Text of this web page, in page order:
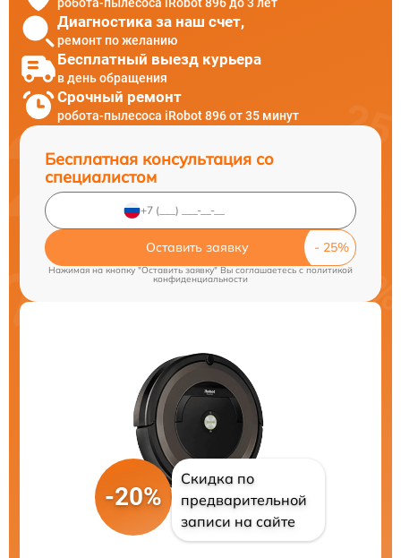
робота-пылесоса iRobot 896 до 3 лет
Диагностика за наш счет,
ремонт по желанию
Бесплатный выезд курьера
в день обращения
Срочный ремонт
робота-пылесоса iRobot 896 от 35 минут
Бесплатная консультация со
специалистом
Оставить заявку
Нажимая на кнопку "Оставить заявку" Вы соглашаетесь cполитикой
конфиденциальности
-20%
Скидка по
предварительной
записи на сайте